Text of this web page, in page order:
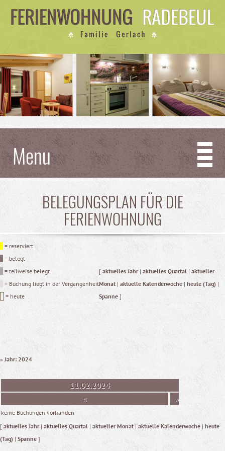
Menu
BELEGUNGSPLAN FÜR DIE
FERIENWOHNUNG
= reserviert
= belegt
= teilweise belegt
= Buchung liegt in der Vergangenheit
= heute
[ aktuelles Jahr| aktuelles Quartal | aktueller
Monat| aktuelle Kalenderwoche | heute (Tag) |
Spanne ]
» Jahr: 2024
11.02.2024
«
»
keine Buchungen vorhanden
[ aktuelles Jahr| aktuelles Quartal | aktueller Monat | aktuelle Kalenderwoche | heute
(Tag) | Spanne ]